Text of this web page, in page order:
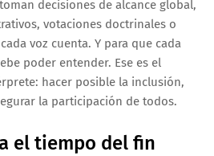
decisiones de alcance global,
votaciones doctrinales o
voz cuenta. Y para que cada
poder entender. Ese es el
hacer posible la inclusión,
la participación de todos.
el tiempo del fin